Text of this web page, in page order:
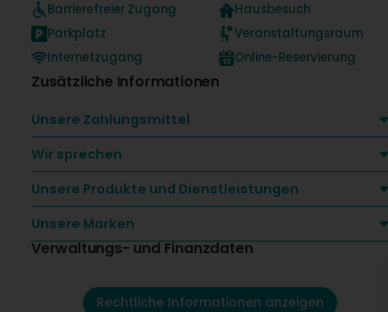
Barrierefreier Zugang
Parkplatz
Internetzugang
Hausbesuch
Veranstaltungsraum
Online-Reservierung
Zusätzliche Informationen
Unsere Zahlungsmittel
Wir sprechen
Unsere Produkte und Dienstleistungen
Unsere Marken
Verwaltungs- und Finanzdaten
Rechtliche Informationen anzeigen